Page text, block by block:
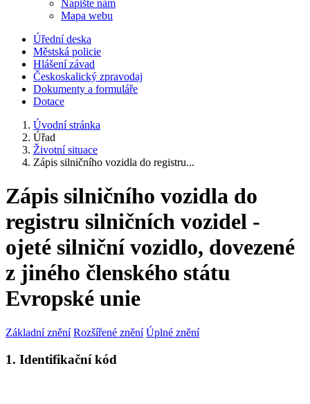
Napište nám
Mapa webu
Úřední deska
Městská policie
Hlášení závad
Českoskalický zpravodaj
Dokumenty a formuláře
Dotace
Úvodní stránka
Úřad
Životní situace
Zápis silničního vozidla do registru...
Zápis silničního vozidla do
registru silničních vozidel -
ojeté silniční vozidlo, dovezené
z jiného členského státu
Evropské unie
Základní znění Rozšířené znění Úplné znění
1. Identifikační kód